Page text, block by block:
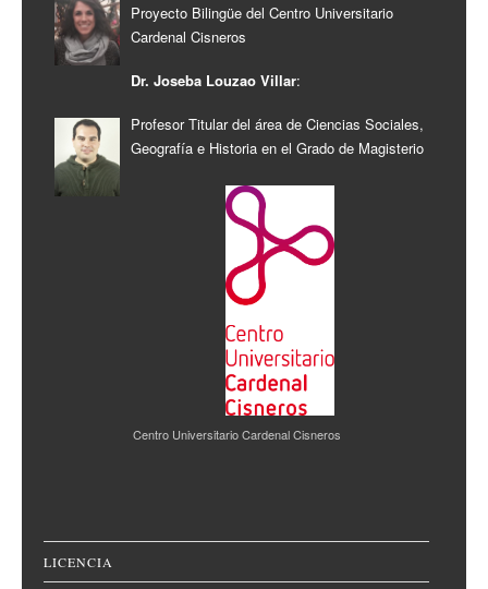
Proyecto Bilingüe del Centro Universitario
Cardenal Cisneros
Dr. Joseba Louzao Villar:
Profesor Titular del área de Ciencias Sociales,
Geografía e Historia en el Grado de Magisterio
Centro Universitario Cardenal Cisneros
LICENCIA